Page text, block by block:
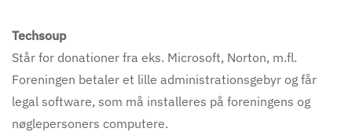
Techsoup
Står for donationer fra eks. Microsoft, Norton, m.fl.
Foreningen betaler et lille administrationsgebyr og får
legal software, som må installeres på foreningens og
nøglepersoners computere.